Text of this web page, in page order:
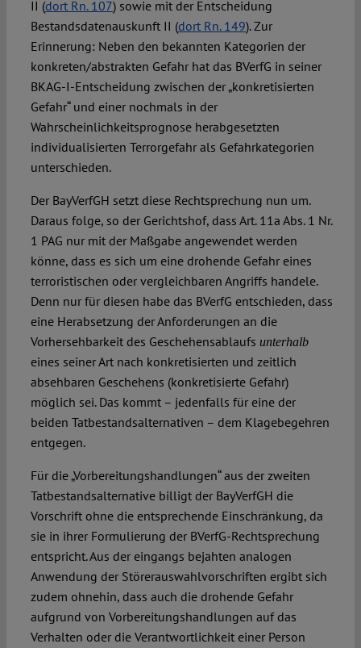
II (dort Rn. 107) sowie mit der Entscheidung
Bestandsdatenauskunft II (dort Rn. 149). Zur
Erinnerung: Neben den bekannten Kategorien der
konkreten/abstrakten Gefahr hat das BVerfG in seiner
BKAG-I-Entscheidung zwischen der „konkretisierten
Gefahr“ und einer nochmals in der
Wahrscheinlichkeitsprognose herabgesetzten
individualisierten Terrorgefahr als Gefahrkategorien
unterschieden.
Der BayVerfGH setzt diese Rechtsprechung nun um.
Daraus folge, so der Gerichtshof, dass Art. 11a Abs. 1 Nr.
1 PAG nur mit der Maßgabe angewendet werden
könne, dass es sich um eine drohende Gefahr eines
terroristischen oder vergleichbaren Angriffs handele.
Denn nur für diesen habe das BVerfG entschieden, dass
eine Herabsetzung der Anforderungen an die
Vorhersehbarkeit des Geschehensablaufs unterhalb
eines seiner Art nach konkretisierten und zeitlich
absehbaren Geschehens (konkretisierte Gefahr)
möglich sei. Das kommt – jedenfalls für eine der
beiden Tatbestandsalternativen – dem Klagebegehren
entgegen.
Für die „Vorbereitungshandlungen“ aus der zweiten
Tatbestandsalternative billigt der BayVerfGH die
Vorschrift ohne die entsprechende Einschränkung, da
sie in ihrer Formulierung der BVerfG-Rechtsprechung
entspricht. Aus der eingangs bejahten analogen
Anwendung der Störerauswahlvorschriften ergibt sich
zudem ohnehin, dass auch die drohende Gefahr
aufgrund von Vorbereitungshandlungen auf das
Verhalten oder die Verantwortlichkeit einer Person